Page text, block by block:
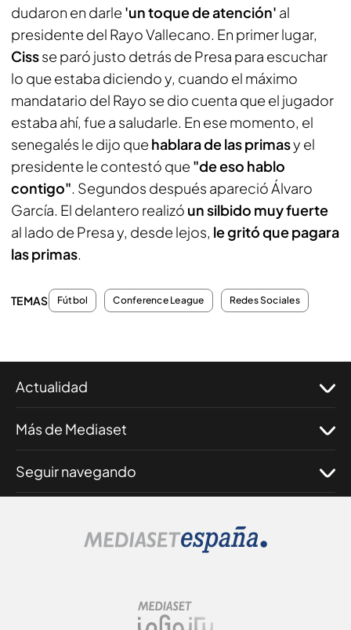
dudaron en darle 'un toque de atención' al
presidente del Rayo Vallecano. En primer lugar,
Cissse paró justo detrás de Presa para escuchar
lo que estaba diciendo y, cuando el máximo
mandatario del Rayo se dio cuenta que el jugador
estaba ahí, fue a saludarle. En ese momento, el
senegalés le dijo que hablara de las primasy el
presidente le contestó que "de eso hablo
contigo". Segundos después apareció Álvaro
García. El delantero realizó un silbido muy fuerte
al lado de Presa y, desde lejos, le gritó que pagara
las primas.
TEMAS Fútbol Conference League Redes Sociales
Actualidad
Más de Mediaset
Seguir navegando